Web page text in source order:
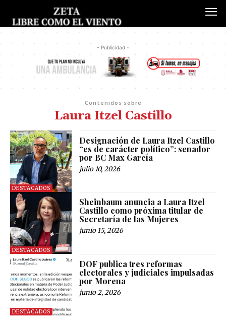
- Publicidad -
Contenidos sobre
Laura Itzel Castillo
DESTACADOS
Designación de Laura Itzel Castillo
“es de carácter político”: senador
por BC Max García
julio 10, 2026
DESTACADOS
Sheinbaum anuncia a Laura Itzel
Castillo como próxima titular de
Secretaría de las Mujeres
junio 15, 2026
DESTACADOS
DOF publica tres reformas
electorales y judiciales impulsadas
por Morena
junio 2, 2026